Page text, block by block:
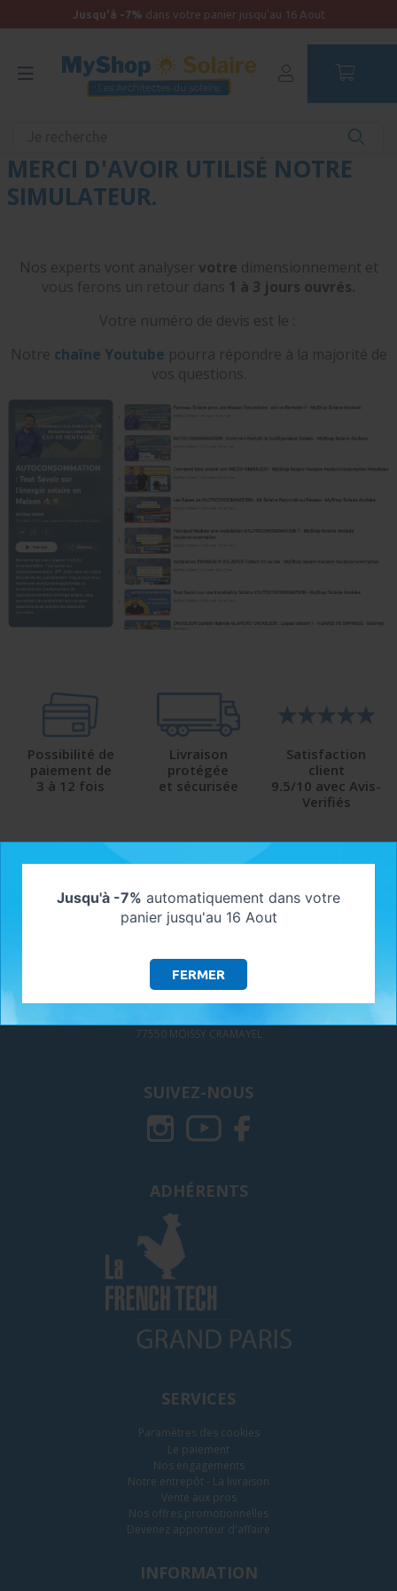
Jusqu'à -7% dans votre panier jusqu'au 16 Aout
MERCI D'AVOIR UTILISÉ NOTRE
SIMULATEUR.
Nos experts vont analyser votre dimensionnement et
vous ferons un retour dans 1 à 3 jours ouvrés.
Votre numéro de devis est le :
Notre chaîne Youtube pourra répondre à la majorité de
vos questions.
Possibilité de
paiement de
3 à 12 fois
Livraison
protégée
et sécurisée
Satisfaction
client
9.5/10 avec Avis-
Verifiés
NOUS CONTACTER
Contactez-nous !
MYSHOP SOLAIRE - GALAXIE GREEN
77550 MOISSY CRAMAYEL
SUIVEZ-NOUS
ADHÉRENTS
SERVICES
Paramètres des cookies
Le paiement
Nos engagements
Notre entrepôt - La livraison
Vente aux pros
Nos offres promotionnelles
Devenez apporteur d'affaire
INFORMATION
Jusqu'à -7% automatiquement dans votre
panier jusqu'au 16 Aout
FERMER